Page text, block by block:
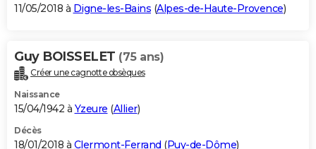
11/05/2018 à Digne-les-Bains (Alpes-de-Haute-Provence)
Guy BOISSELET (75 ans)
Créer une cagnotte obsèques
Naissance
15/04/1942 à Yzeure (Allier)
Décès
18/01/2018 à Clermont-Ferrand (Puy-de-Dôme)